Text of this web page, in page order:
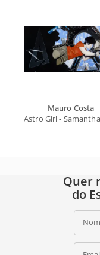
Mauro Costa
Astro Girl -
Quer
do